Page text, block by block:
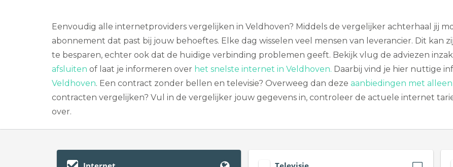
Eenvoudig alle internetproviders vergelijken in Veldhoven? Middels de vergelijker achterhaal jij
abonnement dat past bij jouw behoeftes. Elke dag wisselen veel mensen van leverancier. Dit kan
te besparen, echter ook dat de huidige verbinding problemen geeft. Bekijk vlug de adviezen
afsluiten of laat je informeren over het snelste internet in Veldhoven. Daarbij vind je hier nuttige
Veldhoven. Een contract zonder bellen en televisie? Overweeg dan deze aanbiedingen met
contracten vergelijken? Vul in de vergelijker jouw gegevens in, controleer de actuele internet
over.